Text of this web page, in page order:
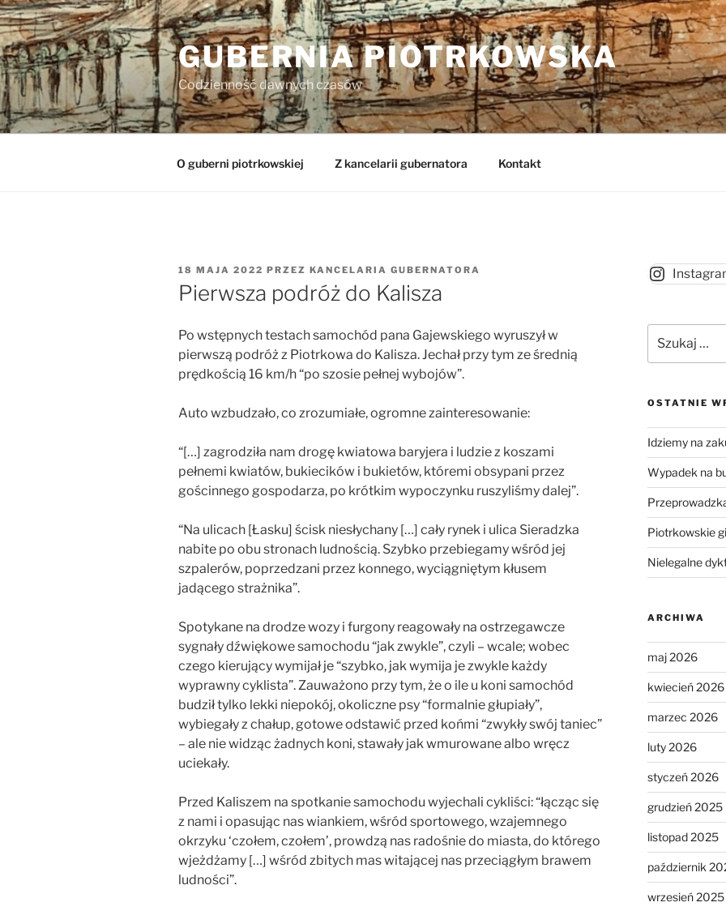
Przejdź
do
treści
GUBERNIA PIOTRKOWSKA
Codzienność dawnych czasów
O guberni piotrkowskiej Z kancelarii gubernatora Kontakt
OPUBLIKOWANE
W
18 MAJA 2022 PRZEZ KANCELARIA GUBERNATORA
Pierwsza podróż do Kalisza
Po wstępnych testach samochód pana Gajewskiego wyruszył w
pierwszą podróż z Piotrkowa do Kalisza. Jechał przy tym ze średnią
prędkością 16 km/h “po szosie pełnej wybojów”.
Auto wzbudzało, co zrozumiałe, ogromne zainteresowanie:
“[…] zagrodziła nam drogę kwiatowa baryjera i ludzie z koszami
pełnemi kwiatów, bukiecików i bukietów, któremi obsypani przez
gościnnego gospodarza, po krótkim wypoczynku ruszyliśmy dalej”.
“Na ulicach [Łasku] ścisk niesłychany […] cały rynek i ulica Sieradzka
nabite po obu stronach ludnością. Szybko przebiegamy wśród jej
szpalerów, poprzedzani przez konnego, wyciągniętym kłusem
jadącego strażnika”.
Spotykane na drodze wozy i furgony reagowały na ostrzegawcze
sygnały dźwiękowe samochodu “jak zwykle”, czyli – wcale; wobec
czego kierujący wymijał je “szybko, jak wymija je zwykle każdy
wyprawny cyklista”. Zauważono przy tym, że o ile u koni samochód
budził tylko lekki niepokój, okoliczne psy “formalnie głupiały”,
wybiegały z chałup, gotowe odstawić przed końmi “zwykły swój taniec”
– ale nie widząc żadnych koni, stawały jak wmurowane albo wręcz
uciekały.
Przed Kaliszem na spotkanie samochodu wyjechali cykliści: “łącząc się
z nami i opasując nas wiankiem, wśród sportowego, wzajemnego
okrzyku ‘czołem, czołem’, prowdzą nas radośnie do miasta, do którego
wjeżdżamy […] wśród zbitych mas witającej nas przeciągłym brawem
ludności”.
OSTATNIE
Idziemy na
Wypadek na
Piotrkowskie
Nielegalne
ARCHIWA
maj 2026
kwiecień 2026
marzec 2026
luty 2026
styczeń 2026
grudzień 2025
listopad 2025
październik
wrzesień 2025